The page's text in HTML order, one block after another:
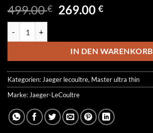
499.00€ Ursprünglicher
499.00 €
269.00€Aktueller
269.00 €.
IN DEN WARENKORB
Kategorien: Jaeger lecoultre, Master ultra thin
Marke: Jaeger-LeCoultre